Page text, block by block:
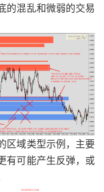
的混乱和微弱的交易
区域类型示例，主要
有可能产生反弹，或